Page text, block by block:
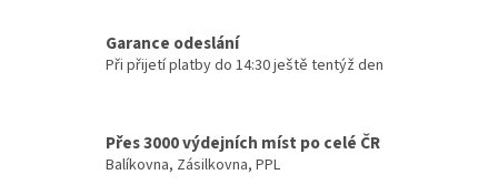
Garance odeslání
Při přijetí platby do 14:30 ještě tentýž den
Přes 3000 výdejních míst po celé ČR
Balíkovna, Zásilkovna, PPL